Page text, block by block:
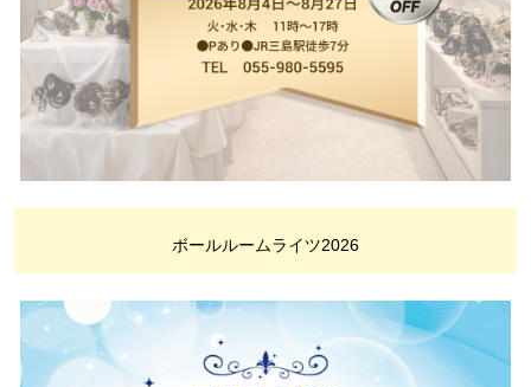
ボールルームライツ2026